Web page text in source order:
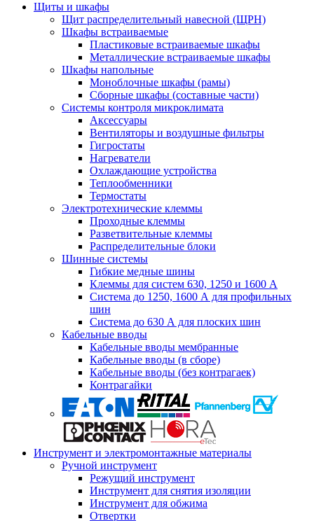
Щиты и шкафы
Щит распределительный навесной (ЩРН)
Шкафы встраиваемые
Пластиковые встраиваемые шкафы
Металлические встраиваемые шкафы
Шкафы напольные
Моноблочные шкафы (рамы)
Сборные шкафы (составные части)
Системы контроля микроклимата
Аксессуары
Вентиляторы и воздушные фильтры
Гигростаты
Нагреватели
Охлаждающие устройства
Теплообменники
Термостаты
Электротехнические клеммы
Проходные клеммы
Разветвительные клеммы
Распределительные блоки
Шинные системы
Гибкие медные шины
Клеммы для систем 630, 1250 и 1600 А
Система до 1250, 1600 А для профильных
шин
Система до 630 А для плоских шин
Кабельные вводы
Кабельные вводы мембранные
Кабельные вводы (в сборе)
Кабельные вводы (без контрагаек)
Контрагайки
Инструмент и электромонтажные материалы
Ручной инструмент
Режущий инструмент
Инструмент для снятия изоляции
Инструмент для обжима
Отвертки